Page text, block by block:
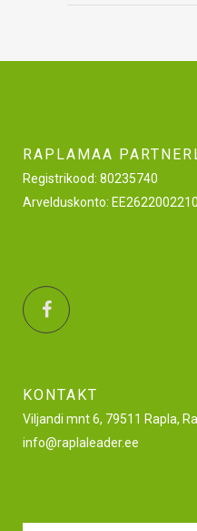
RAPLAMAA
Registrikood: 80235740
Arvelduskonto:
KONTAKT
Viljandi mnt 6, 79511 Rapla,
info@raplaleader.ee